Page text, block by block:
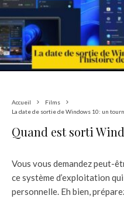
Accueil
Films
La date de sortie de Windows 10: un
Quand est sorti
Vous vous demandez peut-
ce système d’exploitation
personnelle. Eh bien,